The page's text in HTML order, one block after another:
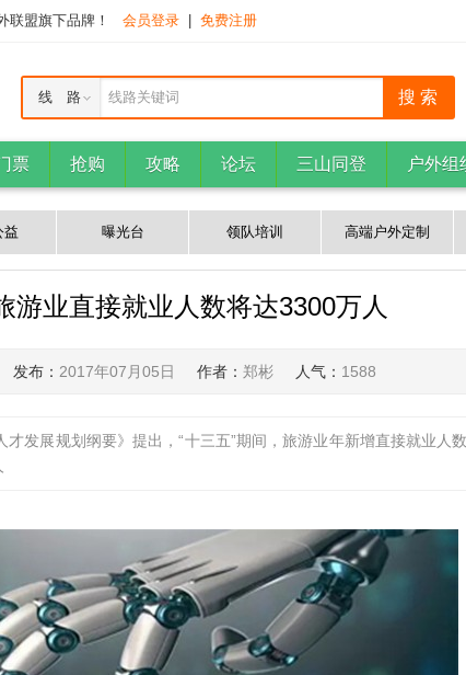
联盟旗下品牌！ 会员登录 免费注册
线路关键词
线 路
票 抢购 攻略 论坛 三山同登 户外组
益 曝光台 领队培训 高端户外定制
游业直接就业人数将达3300万人
发布： 2017年07月05日 作者： 郑彬 人气： 1588
发展规划纲要》提出，“十三五”期间，旅游业年新增直接就业人